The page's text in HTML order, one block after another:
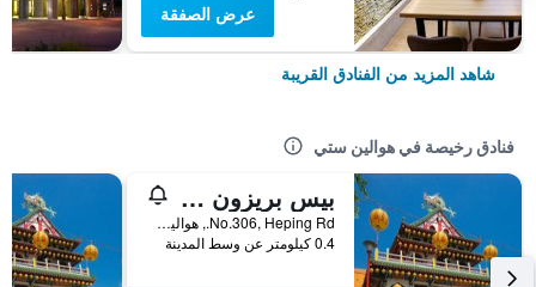
عرض الصفقة
شاهد المزيد من الفنادق القريبة
فنادق رخيصة في هوالين ستي
بيس بريزون كافيه إن
No.306, Heping Rd., هوالين ستي, تايوان
0.4 كيلومتر عن وسط المدينة